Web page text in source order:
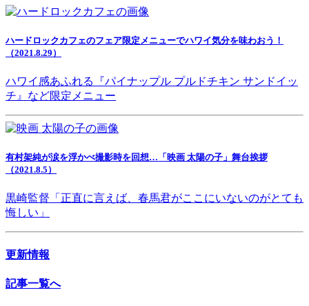
ハードロックカフェのフェア限定メニューでハワイ気分を味わおう！
（2021.8.29）
ハワイ感あふれる『パイナップル プルドチキン サンドイッ
チ』など限定メニュー
有村架純が涙を浮かべ撮影時を回想…「映画 太陽の子」舞台挨拶
（2021.8.5）
黒崎監督「正直に言えば、春馬君がここにいないのがとても
悔しい」
更新情報
記事一覧へ